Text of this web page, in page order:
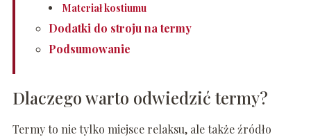
Materiał kostiumu
Dodatki do stroju na termy
Podsumowanie
Dlaczego warto odwiedzić termy?
Termy to nie tylko miejsce relaksu, ale także źródło